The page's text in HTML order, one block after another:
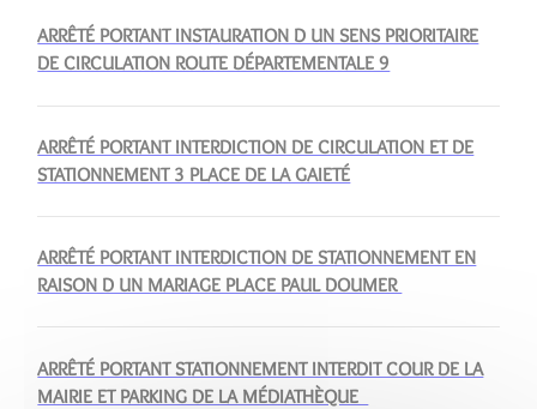
ARRÊTÉ PORTANT INSTAURATION D UN SENS PRIORITAIRE
DE CIRCULATION ROUTE DÉPARTEMENTALE 9
ARRÊTÉ PORTANT INTERDICTION DE CIRCULATION ET DE
STATIONNEMENT 3 PLACE DE LA GAIETÉ
ARRÊTÉ PORTANT INTERDICTION DE STATIONNEMENT EN
RAISON D UN MARIAGE PLACE PAUL DOUMER
ARRÊTÉ PORTANT STATIONNEMENT INTERDIT COUR DE LA
MAIRIE ET PARKING DE LA MÉDIATHÈQUE